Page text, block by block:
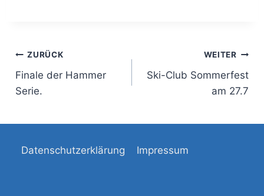
Beitrags-
Navigation
ZURÜCK
Finale der Hammer
Serie.
WEITER
Ski-Club Sommerfest
am 27.7
Datenschutzerklärung Impressum